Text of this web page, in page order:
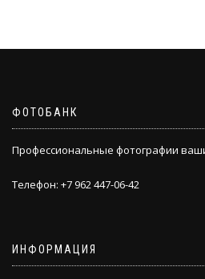
ФОТОБАНК
Профессиональные фотографии
Телефон: +7 962 447-06-42
ИНФОРМАЦИЯ